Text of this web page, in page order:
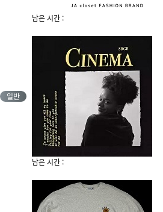
남은 시간 :
일반
남은 시간 :